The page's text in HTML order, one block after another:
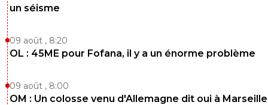
un séisme
09 août , 8:20
OL : 45ME pour Fofana, il y a un énorme problème
09 août , 8:00
OM : Un colosse venu d'Allemagne dit oui à Marseille